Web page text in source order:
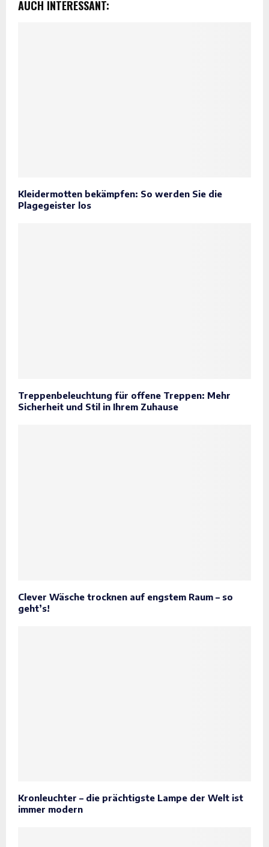
AUCH INTERESSANT:
Kleidermotten bekämpfen: So werden Sie die
Plagegeister los
Treppenbeleuchtung für offene Treppen: Mehr
Sicherheit und Stil in Ihrem Zuhause
Clever Wäsche trocknen auf engstem Raum – so
geht’s!
Kronleuchter – die prächtigste Lampe der Welt ist
immer modern